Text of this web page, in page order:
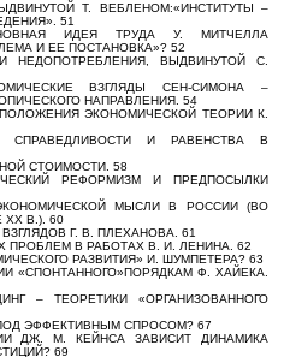
Т. ВЕБЛЕНОМ:«ИНСТИТУТЫ –
51
ИДЕЯ ТРУДА У. МИТЧЕЛЛА
И ЕЕ ПОСТАНОВКА»? 52
ВЫДВИНУТОЙ С.
ВЗГЛЯДЫ СЕН-СИМОНА –
НАПРАВЛЕНИЯ. 54
ЭКОНОМИЧЕСКОЙ ТEOРИИ К.
И РАВЕНСТВА В
СТОИМОСТИ. 58
РЕФОРМИЗМ И ПРЕДПОСЫЛКИ
МЫСЛИ В РОССИИ (ВО
В.). 60
Г. В. ПЛЕХАНОВА. 61
ПРОБЛЕМ В РАБОТАХ В. И. ЛЕНИНА. 62
РАЗВИТИЯ» И. ШУМПЕТЕРА? 63
«СПОНТАННОГО»ПОРЯДКАМ Ф. ХАЙЕКА.
– ТЕОРЕТИКИ «ОРГАНИЗОВАННОГО
ЭФФЕКТИВНЫМ СПРОСОМ? 67
ДЖ. М. КЕЙНСА ЗАВИСИТ ДИНАМИКА
69